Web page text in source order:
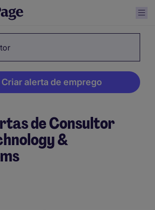
Criar alerta de emprego
de Consultor
&